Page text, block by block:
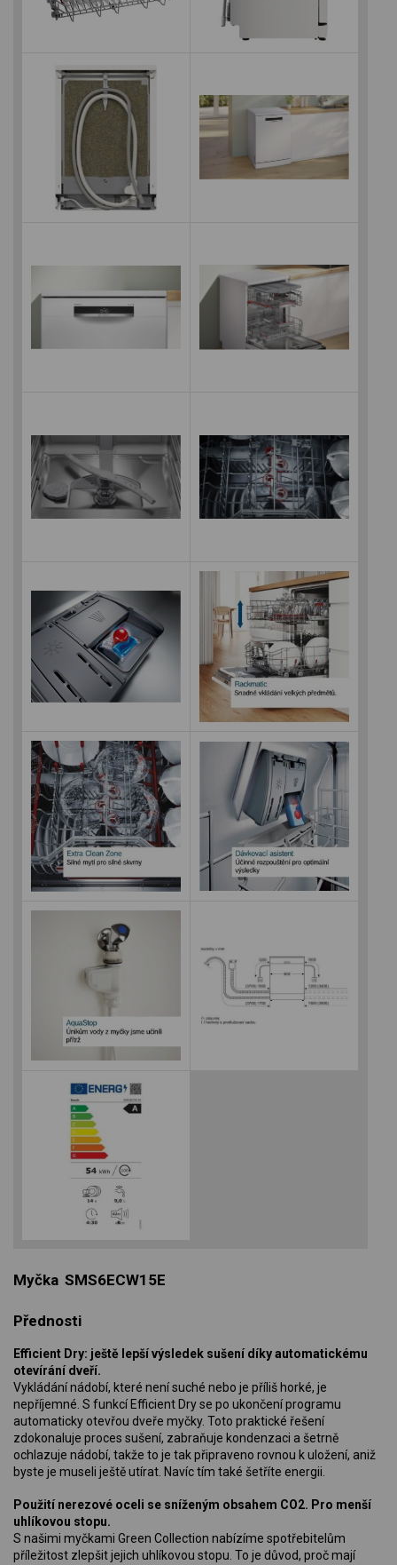
Myčka SMS6ECW15E
Přednosti
Efficient Dry: ještě lepší výsledek sušení díky automatickému
otevírání dveří.
Vykládání nádobí, které není suché nebo je příliš horké, je
nepříjemné. S funkcí Efficient Dry se po ukončení programu
automaticky otevřou dveře myčky. Toto praktické řešení
zdokonaluje proces sušení, zabraňuje kondenzaci a šetrně
ochlazuje nádobí, takže to je tak připraveno rovnou k uložení, aniž
byste je museli ještě utírat. Navíc tím také šetříte energii.
Použití nerezové oceli se sníženým obsahem CO2. Pro menší
uhlíkovou stopu.
S našimi myčkami Green Collection nabízíme spotřebitelům
příležitost zlepšit jejich uhlíkovou stopu. To je důvod, proč mají